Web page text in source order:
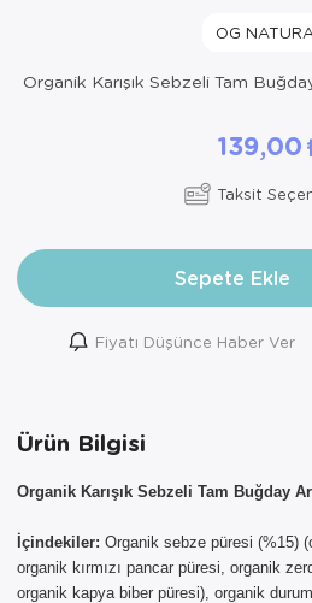
OG
Organik Karışık Sebzeli Tam
139,00
Taksit
Sepete Ekle
Fiyatı Düşünce Haber Ver
Ürün Bilgisi
Organik Karışık Sebzeli Tam Buğday
İçindekiler: Organik sebze püresi (%15)
organik kırmızı pancar püresi, organik
organik kapya biber püresi), organik